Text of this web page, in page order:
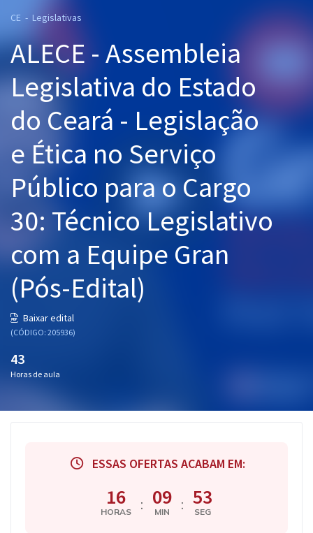
Cursos 20% OFF
Pós
Graduação
OAB
Mentorias
Questões grátis
Aprovados
Atendimento
CE - Legislativas
ALECE - Assembleia
Legislativa do Estado
do Ceará - Legislação
e Ética no Serviço
Público para o Cargo
30: Técnico Legislativo
com a Equipe Gran
(Pós-Edital)
Baixar edital
(CÓDIGO: 205936)
43
Horas de aula
ESSAS OFERTAS ACABAM EM:
16
HORAS : 09
MIN : 52
SEG